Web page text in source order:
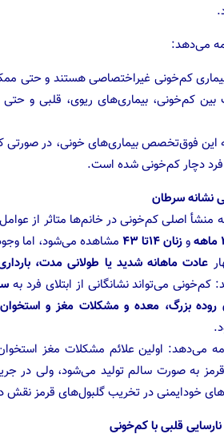
می‌دهد:
کم‌خونی غیراختصاصی هستند و حتی
بین کم‌خونی، بیماری‌های ریوی، قلبی و
این فوق‌تخصص بیماری‌های خونی، در صورتی که
دچار کم‌خونی شده است.
نشانه سرطان
منشأ اصلی کم‌خونی در خانم‌ها متاثر از
وزنان ۱۴تا ۴۳
مشاهده می‌شود، اما
عادت ماهانه شدید یا طولانی مدت،
کم‌خونی می‌تواند نشانگانی از ابتلای فرد به
روده بزرگ، معده و مشکلات مغز و استخوان
می‌دهد: اولین علائم مشکلات مغز
به صورت سالم تولید می‌شود، ولی در
خودایمنی در تخریب گلبول‌های قرمز نقش
قلبی با کم‌خونی